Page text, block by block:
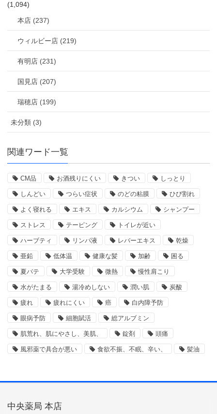
(1,094)
本店 (237)
ウィルビー店 (219)
有明店 (231)
国見店 (207)
瑞穂店 (199)
未分類 (3)
関連ワード一覧
CM品 お酒残りにくい きつい しっとり
しんどい つらい症状 のどの粘膜 ひび割れ
よく寝れる エキス カルシウム シャンプー
ストレス テーピング トイレが近い
ハーブティ リンパ液 レバーエキス 乾燥
亜鉛 低体温 健康な髪 加齢 困る
夏バテ 大学受験 微熱 慢性肩こり
水がたまる 湯冷めしない 潤い肌 炭酸
疲れ 疲れにくい 癌 白内障予防
眼病予防 細胞賦活 総アルブミン
肌荒れ、肌にやさし、美肌、 錠剤 頭痛
風邪薬で具合が悪い 食欲不振、不眠、辛い、 髪油
中央薬局 本店